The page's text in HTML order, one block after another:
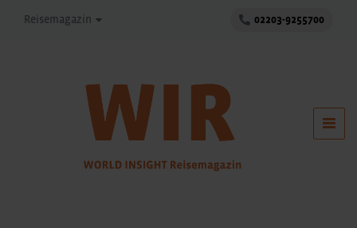
Reisemagazin 02203-9255700